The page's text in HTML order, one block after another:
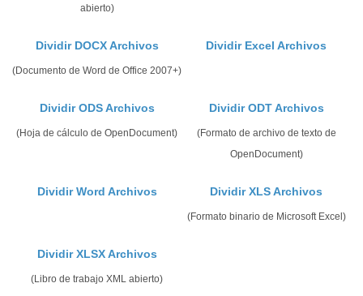
abierto)
Dividir DOCX Archivos
(Documento de Word de Office 2007+)
Dividir Excel Archivos
Dividir ODS Archivos
(Hoja de cálculo de OpenDocument)
Dividir ODT Archivos
(Formato de archivo de texto de
OpenDocument)
Dividir Word Archivos Dividir XLS Archivos
(Formato binario de Microsoft Excel)
Dividir XLSX Archivos
(Libro de trabajo XML abierto)